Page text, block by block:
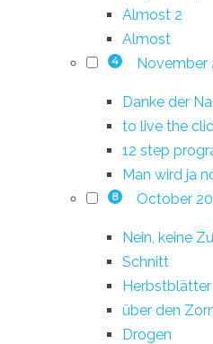
Almost 2
Almost
4 November
Danke der
to live the
12 step
Man wird ja
8 October
Nein, keine
Schnitt
Herbstblätter
über den
Drogen